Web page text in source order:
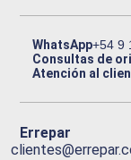
WhatsApp+54 9
Consultas de
Atención al
Errepar